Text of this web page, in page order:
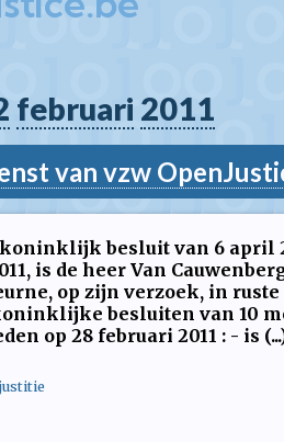
februari 2011
van vzw
besluit van 6 april
is de heer Van
op zijn verzoek, in
besluiten van 10
op 28 februari 2011 : - is